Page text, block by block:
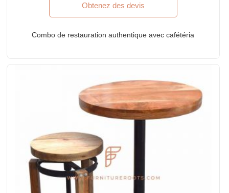
Obtenez des devis
Combo de restauration authentique avec cafétéria